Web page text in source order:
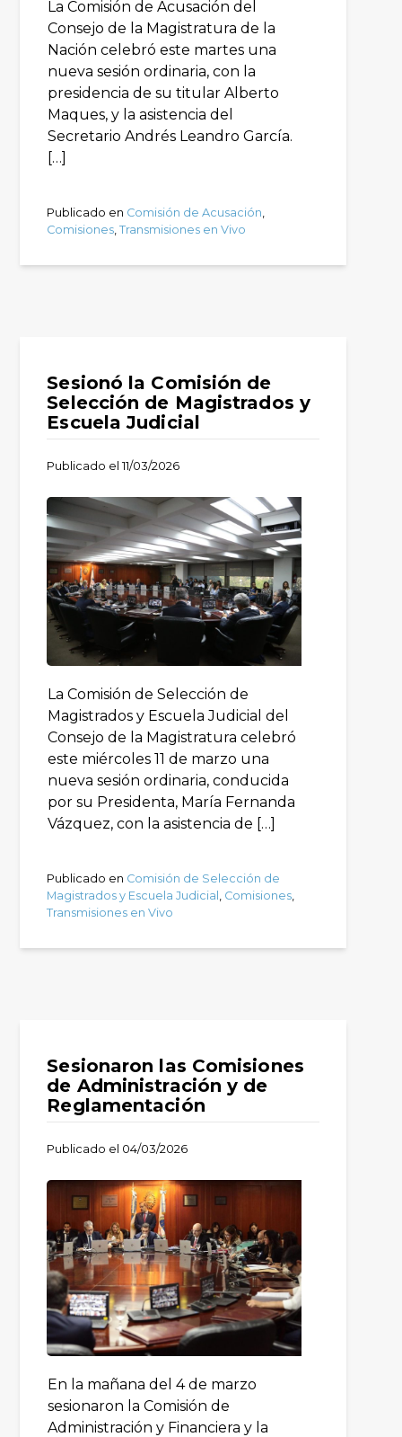
La Comisión de Acusación del
Consejo de la Magistratura de la
Nación celebró este martes una
nueva sesión ordinaria, con la
presidencia de su titular Alberto
Maques, y la asistencia del
Secretario Andrés Leandro García.
[…]
Publicado en Comisión de Acusación
Comisiones ,Transmisiones en Vivo
Sesionó la Comisión de
Selección de Magistrados y
Escuela Judicial
Publicado el11/03/2026
La Comisión de Selección de
Magistrados y Escuela Judicial del
Consejo de la Magistratura celebró
este miércoles 11 de marzo una
nueva sesión ordinaria, conducida
por su Presidenta, María Fernanda
Vázquez, con la asistencia de […]
Publicado en Comisión de Selección de
Magistrados y Escuela Judicial , Comisiones,
Transmisiones en Vivo
Sesionaron las Comisiones
de Administración y de
Reglamentación
Publicado el 04/03/2026
En la mañana del 4 de marzo
sesionaron la Comisión de
Administración y Financiera y la